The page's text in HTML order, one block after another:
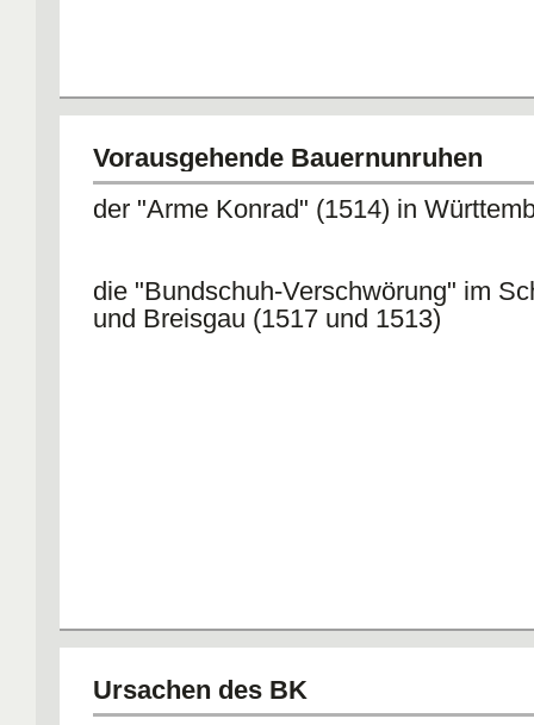
Vorausgehende Bauernunruhen
der "Arme Konrad" (1514) in
die "Bundschuh-Verschwörung" im
und Breisgau (1517 und 1513)
Ursachen des BK